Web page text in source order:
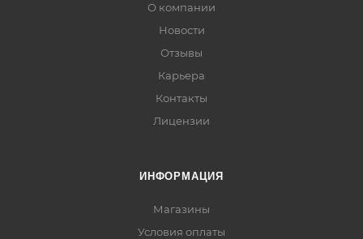
О компании
Новости
Отзывы
Карьера
Контакты
Лицензии
ИНФОРМАЦИЯ
Магазины
Условия оплаты